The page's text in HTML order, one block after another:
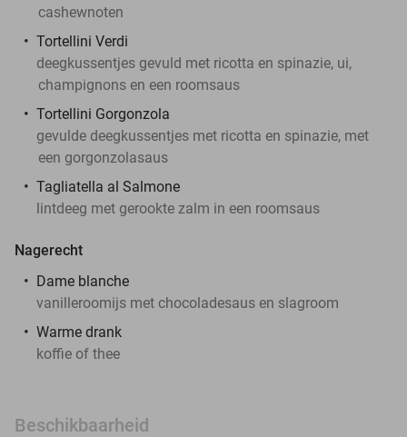
cashewnoten
Tortellini Verdi
deegkussentjes gevuld met ricotta en spinazie, ui,
champignons en een roomsaus
Tortellini Gorgonzola
gevulde deegkussentjes met ricotta en spinazie, met
een gorgonzolasaus
Tagliatella al Salmone
lintdeeg met gerookte zalm in een roomsaus
Nagerecht
Dame blanche
vanilleroomijs met chocoladesaus en slagroom
Warme drank
koffie of thee
Beschikbaarheid